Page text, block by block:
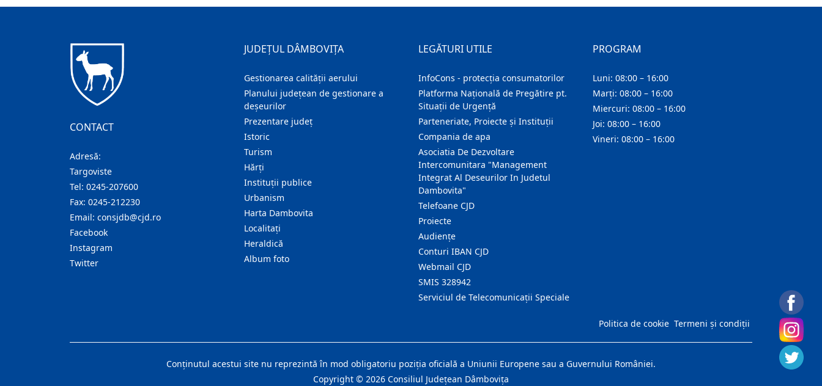
CONTACT
Adresă:
Targoviste
Tel: 0245-207600
Fax: 0245-212230
Email: consjdb@cjd.ro
Facebook
Instagram
Twitter
JUDEȚUL DÂMBOVIȚA
Gestionarea calității aerului
Planului județean de gestionare a
deșeurilor
Prezentare judeţ
Istoric
Turism
Hărţi
Instituţii publice
Urbanism
Harta Dambovita
Localitaţi
Heraldică
Album foto
LEGĂTURI UTILE
InfoCons - protecția consumatorilor
Platforma Națională de Pregătire pt.
Situații de Urgență
Parteneriate, Proiecte și Instituții
Compania de apa
Asociatia De Dezvoltare
Intercomunitara "Management
Integrat Al Deseurilor In Judetul
Dambovita"
Telefoane CJD
Proiecte
Audienţe
Conturi IBAN CJD
Webmail CJD
SMIS 328942
Serviciul de Telecomunicații Speciale
PROGRAM
Luni: 08:00 – 16:00
Marți: 08:00 – 16:00
Miercuri: 08:00 – 16:00
Joi: 08:00 – 16:00
Vineri: 08:00 – 16:00
Politica de cookie Termeni și condiții
Conţinutul acestui site nu reprezintă în mod obligatoriu poziţia oficială a Uniunii Europene sau a Guvernului României.
Copyright © 2026 Consiliul Judeţean Dâmboviţa